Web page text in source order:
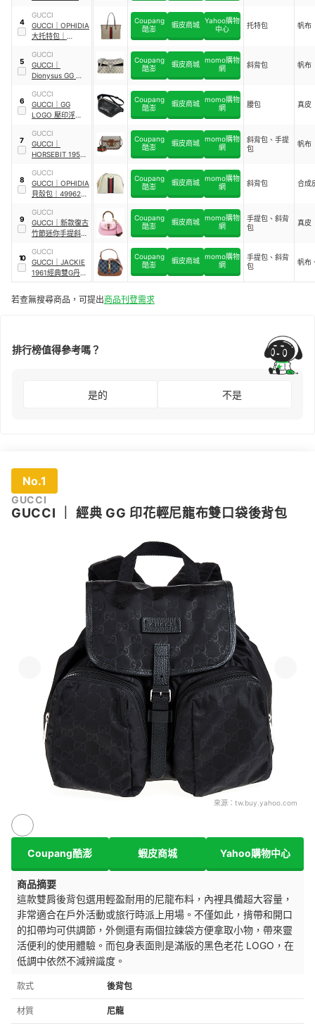
447632 DTD1T
1000
4
GUCCI
GUCCI
OPHIDIA
大托特包
8745
Coupang
酷澎
蝦皮商城 Yahoo購物
中心
托特包 帆布
5
GUCCI
GUCCI
Dionysus GG 織紋
背包｜
92TJN 9862
Coupang
酷澎
蝦皮商城 momo購物
網
斜背包 帆布
6
GUCCI
GUCCI
GG
LOGO 壓印浮雕皮
Coupang
酷澎
蝦皮商城 momo購物
網
腰包 真皮
7
GUCCI
GUCCI
HORSEBIT 1955
牛皮雙背帶斜背包
｜658574 HUHHG
8565
Coupang
酷澎
蝦皮商城 momo購物
網
斜背包、手提
包
帆布
8
GUCCI
GUCCI
OPHIDIA
貝殼包
499621
Coupang
酷澎
蝦皮商城 momo購物
網
斜背包 合成
9
GUCCI
GUCCI
新款復古
竹節迷你手提斜背
10ODT 5467
Coupang
酷澎
蝦皮商城 momo購物
網
手提包、斜背
包
真皮
10
GUCCI
GUCCI
JACKIE
1961經典雙G丹寧
緹花馬銜釦迷你手
提包
Coupang
酷澎
蝦皮商城 momo購物
網
手提包、斜背
包
帆布
若查無搜尋商品，可提出商品刊登需求
排行榜值得參考嗎？
是的 不是
No.1
GUCCI
GUCCI 經典 GG 印花輕尼龍布雙口袋後背包
來源： tw.buy.yahoo.com
Coupang酷澎 蝦皮商城 Yahoo購物中心
商品摘要
這款雙肩後背包選用輕盈耐用的尼龍布料，內裡具備超大容量，
非常適合在戶外活動或旅行時派上用場。不僅如此，揹帶和開口
的扣帶均可供調節，外側還有兩個拉鍊袋方便拿取小物，帶來靈
活便利的使用體驗。而包身表面則是滿版的黑色老花 LOGO，在
低調中依然不減辨識度。
款式 後背包
材質 尼龍